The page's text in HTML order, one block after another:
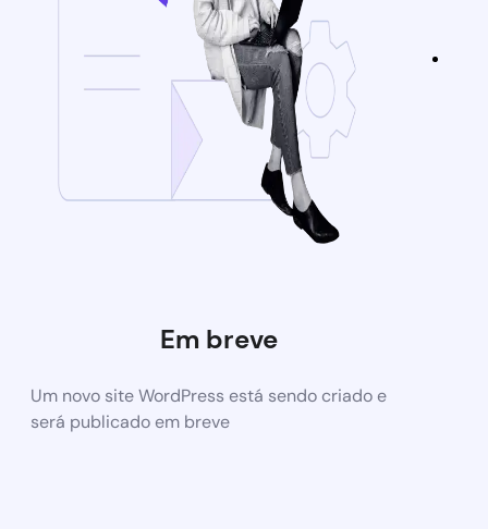
Em breve
Um novo site WordPress está sendo criado e
será publicado em breve